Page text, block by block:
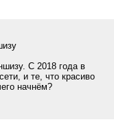
С 2018 года в
и те, что красиво
начнём?